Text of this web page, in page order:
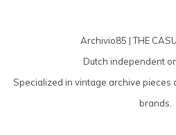
Archivio85 | THE
Dutch independent
Specialized in vintage archive pieces
brands.